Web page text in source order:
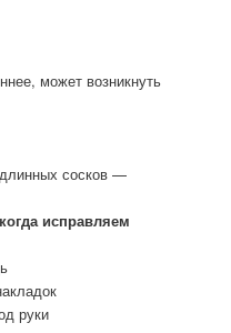
может возникнуть
сосков —
исправляем
руки